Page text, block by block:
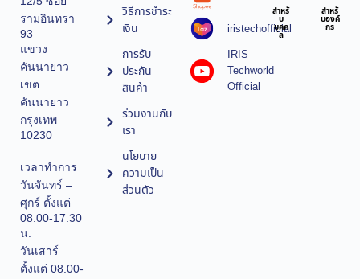
รามอินทรา
93
แขวง
คันนายาว
เขต
คันนายาว
กรุงเทพ
10230
เวลาทำการ
วันจันทร์ –
ศุกร์ ตั้งแต่
08.00-17.30
น.
วันเสาร์
ตั้งแต่ 08.00-
วิธีการชำระ
เงิน
การรับ
ประกัน
สินค้า
ร่วมงานกับ
เรา
นโยบาย
ความเป็น
ส่วนตัว
iristechofficial
IRIS
Techworld
Official
สำหรั
บ
บุคค
ล
สำหรั
บองค์
กร